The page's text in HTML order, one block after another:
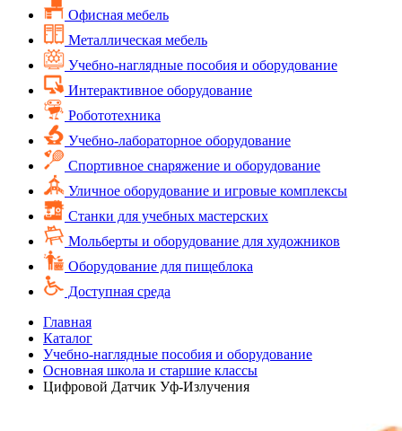
Офисная мебель
Металлическая мебель
Учебно-наглядные пособия и оборудование
Интерактивное оборудование
Робототехника
Учебно-лабораторное оборудование
Спортивное снаряжение и оборудование
Уличное оборудование и игровые комплексы
Cтанки для учебных мастерских
Мольберты и оборудование для художников
Оборудование для пищеблока
Доступная среда
Главная
Каталог
Учебно-наглядные пособия и оборудование
Основная школа и старшие классы
Цифровой Датчик Уф-Излучения